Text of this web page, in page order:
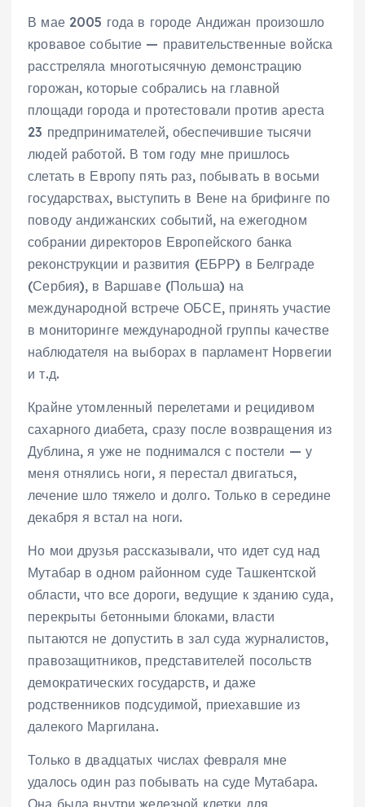
В мае 2005 года в городе Андижан произошло
кровавое событие — правительственные войска
расстреляла многотысячную демонстрацию
горожан, которые собрались на главной
площади города и протестовали против ареста
23 предпринимателей, обеспечившие тысячи
людей работой. В том году мне пришлось
слетать в Европу пять раз, побывать в восьми
государствах, выступить в Вене на брифинге по
поводу андижанских событий, на ежегодном
собрании директоров Европейского банка
реконструкции и развития (ЕБРР) в Белграде
(Сербия), в Варшаве (Польша) на
международной встрече ОБСЕ, принять участие
в мониторинге международной группы качестве
наблюдателя на выборах в парламент Норвегии
и т.д.
Крайне утомленный перелетами и рецидивом
сахарного диабета, сразу после возвращения из
Дублина, я уже не поднимался с постели — у
меня отнялись ноги, я перестал двигаться,
лечение шло тяжело и долго. Только в середине
декабря я встал на ноги.
Но мои друзья рассказывали, что идет суд над
Мутабар в одном районном суде Ташкентской
области, что все дороги, ведущие к зданию суда,
перекрыты бетонными блоками, власти
пытаются не допустить в зал суда журналистов,
правозащитников, представителей посольств
демократических государств, и даже
родственников подсудимой, приехавшие из
далекого Маргилана.
Только в двадцатых числах февраля мне
удалось один раз побывать на суде Мутабара.
Она была внутри железной клетки для